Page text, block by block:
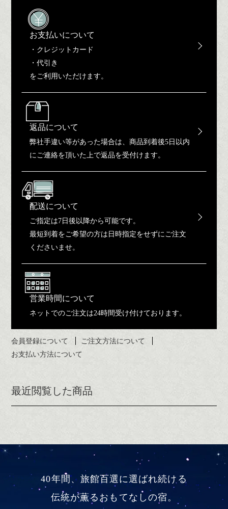
お支払いについて
・クレジットカード
・代引き
をご利用いただけます。
返品について
弊社手違い等があった場合は、商品到着後5日以内
にご連絡を頂いた上で返品を受付けます。
配送について
ご指定は7日後以降から可能です。
最短到着をご希望の方は日時指定をせずにご注文
くださいませ。
営業時間について
ネットでのご注文は24時間受け付けております。
会員登録について
ご注文方法について
お支払い方法について
最近閲覧した商品
40年間、旅館百選に選ばれ続ける
伝統が薫るおもてなしの宿。